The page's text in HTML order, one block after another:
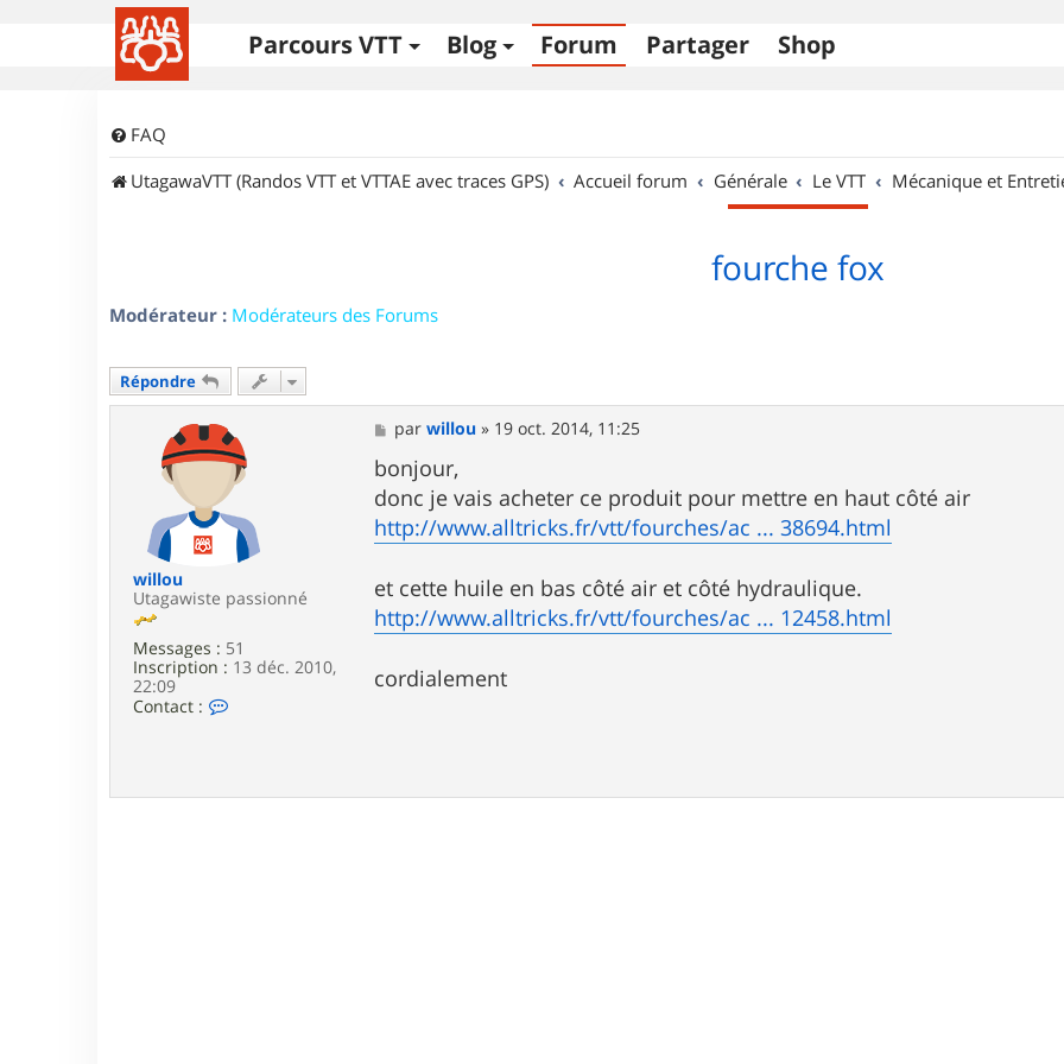
Parcours VTT Blog Forum Partager Shop
FAQ
UtagawaVTT (Randos VTT et VTTAE avec traces GPS)
Accueil forum Générale Le VTT Mécanique et
fourche fox
Modérateur : Modérateurs des Forums
Répondre
willou
Utagawiste passionné
Messages : 51
Inscription : 13 déc. 2010,
22:09
Contact :
c
M
e
s
s
a
g
e
parwillou » 19 oct. 2014, 11:25
bonjour,
donc je vais acheter ce produit pour mettre en haut côté air
http://www.alltricks.fr/vtt/fourches/ac ... 38694.html
et cette huile en bas côté air et côté hydraulique.
http://www.alltricks.fr/vtt/fourches/ac ... 12458.html
cordialement